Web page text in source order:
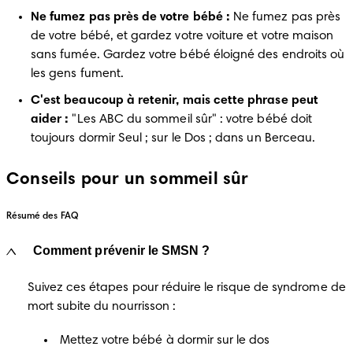
Ne fumez pas près de votre bébé : Ne fumez pas près
de votre bébé, et gardez votre voiture et votre maison
sans fumée. Gardez votre bébé éloigné des endroits où
les gens fument.
C'est beaucoup à retenir, mais cette phrase peut
aider : "Les ABC du sommeil sûr" : votre bébé doit
toujours dormir Seul ; sur le Dos ; dans un Berceau.
Conseils pour un sommeil sûr
Résumé des FAQ
Comment prévenir le SMSN ?
Suivez ces étapes pour réduire le risque de syndrome de
mort subite du nourrisson :
Mettez votre bébé à dormir sur le dos